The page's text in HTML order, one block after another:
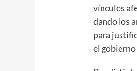
vínculos
dando los
para
el